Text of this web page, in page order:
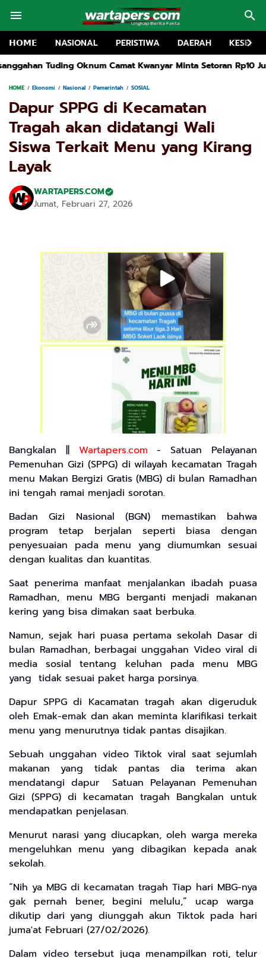
𝗛𝗢𝗠𝗘 NASIONAL PERISTIWA DAERAH
Kwanyar Minta Setoran Rp10 Juta Rakor MKKS dan
HOME Ekonomi Nasional Pemerintah SOSIAL
Dapur SPPG di Kecamatan
Tragah akan didatangi Wali
Siswa Terkait Menu yang Kirang
Layak
WARTAPERS.COM
Jumat, Februari 27, 2026
Bangkalan || Wartapers.com - Satuan Pelayanan
Pemenuhan Gizi (SPPG) di wilayah kecamatan Tragah
menu Makan Bergizi Gratis (MBG) di bulan Ramadhan
ini tengah ramai menjadi sorotan.
Badan Gizi Nasional (BGN) memastikan bahwa
program tetap berjalan seperti biasa dengan
penyesuaian pada menu yang diumumkan sesuai
dengan kualitas dan kuantitas.
Saat penerima manfaat menjalankan ibadah puasa
Ramadhan, menu MBG berganti menjadi makanan
kering yang bisa dimakan saat berbuka.
Namun, sejak hari puasa pertama sekolah Dasar di
bulan Ramadhan, berbagai unggahan Video viral di
media sosial tentang keluhan pada menu MBG
yang tidak sesuai paket harga porsinya.
Dapur SPPG di Kacamatan tragah akan digeruduk
oleh Emak-emak dan akan meminta klarifikasi terkait
menu yang menurutnya tidak pantas disajikan.
Sebuah unggahan video Tiktok viral saat sejumlah
makanan yang tidak pantas dia terima akan
mendatangi dapur Satuan Pelayanan Pemenuhan
Gizi (SPPG) di kecamatan tragah Bangkalan untuk
mendapatkan penjelasan.
Menurut narasi yang diucapkan, oleh warga mereka
mengeluhkan menu yang dibagikan kepada anak
sekolah.
“Nih ya MBG di kecamatan tragah Tiap hari MBG-nya
gak pernah bener, begini melulu,” ucap warga
dikutip dari yang diunggah akun Tiktok pada hari
juma'at Februari (27/02/2026).
Dalam video tersebut juga menampilkan roti, telur